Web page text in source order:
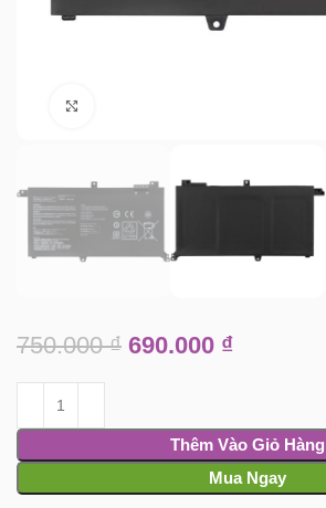
750.000₫ 690.000 ₫
Thêm Vào Giỏ Hàng
Mua Ngay